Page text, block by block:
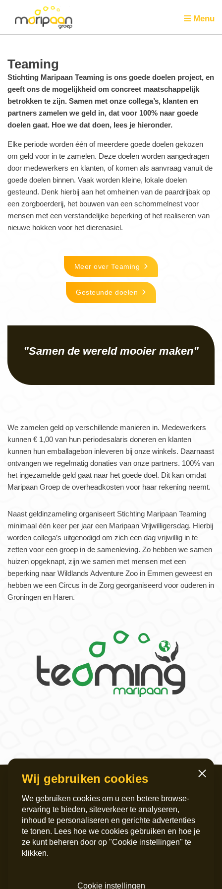
Menu
Teaming
Stichting Maripaan Teaming is ons goede doelen project, en
geeft ons de mogelijkheid om concreet maatschappelijk
betrokken te zijn. Samen met onze collega’s, klanten en
partners zamelen we geld in, dat voor 100% naar goede
doelen gaat. Hoe we dat doen, lees je hieronder.
Elke periode worden één of meerdere goede doelen gekozen
om geld voor in te zamelen. Deze doelen worden aangedragen
door medewerkers en klanten, of komen als aanvraag vanuit de
goede doelen binnen. Vaak worden kleine, lokale doelen
gesteund. Denk hierbij aan het omheinen van de paardrijbak op
een zorgboerderij, het bouwen van een schommelnest voor
mensen met een verstandelijke beperking of het realiseren van
nieuwe hokken voor het dierenasiel.
Meer over Teaming
Gesteunde doelen
”Samen de wereld mooier maken”
We zamelen geld op verschillende manieren in. Medewerkers
kunnen € 1,00 van hun periodesalaris doneren en klanten
kunnen hun emballagebon inleveren bij onze winkels. Daarnaast
ontvangen we regelmatig donaties van onze partners. 100% van
het ingezamelde geld gaat naar het goede doel. Dit kan omdat
Maripaan Groep de overheadkosten voor haar rekening neemt.
Naast geldinzameling organiseert Stichting Maripaan Teaming
minimaal één keer per jaar een Maripaan Vrijwilligersdag. Hierbij
worden collega’s uitgenodigd om zich een dag vrijwillig in te
zetten voor een groep in de samenleving. Zo hebben we samen
huizen opgeknapt, zijn we samen met mensen met een
beperking naar Wildlands Adventure Zoo in Emmen geweest en
hebben we een Circus in de Zorg georganiseerd voor ouderen in
Groningen en Haren.
Servicekantoor
Griffeweg 4
Postadres
Wij gebruiken cookies
We gebruiken cookies om u een betere browse-
ervaring te bieden, siteverkeer te analyseren,
inhoud te personaliseren en gerichte advertenties
te tonen. Lees hoe we cookies gebruiken en hoe je
ze kunt beheren door op "Cookie instellingen" te
klikken.
Sluiten
Cookie instellingen